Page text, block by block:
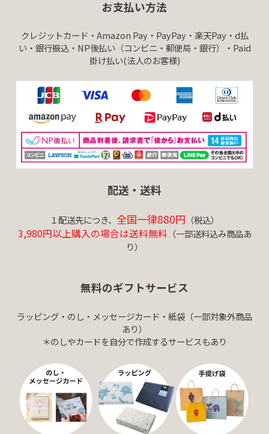
お支払い方法
クレジットカード・Amazon Pay・PayPay・楽天Pay・d払
い・銀行振込・NP後払い（コンビニ・郵便局・銀行）・Paid
掛け払い(法人のお客様)
配送・送料
１配送先につき、 全国一律880円 （税込）
3,980円以上購入の場合は送料無料 （一部送料込み商品あ
り）
無料のギフトサービス
ラッピング・のし・メッセージカード・紙袋（一部対象外商品
あり）
＊のしやカードを自分で作成するサービスもあり